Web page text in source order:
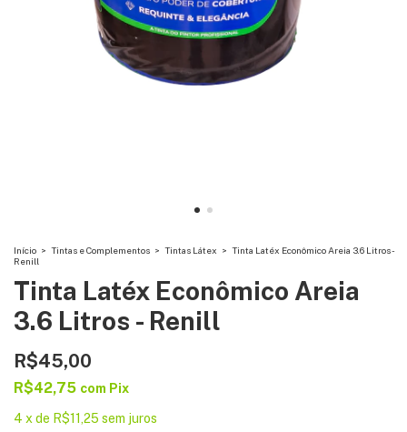
Início > Tintas e Complementos > Tintas Látex > Tinta Latéx Econômico Areia 3.6 Litros -
Renill
Tinta Latéx Econômico Areia
3.6 Litros - Renill
R$45,00
R$42,75 com Pix
4 xde R$11,25 sem juros